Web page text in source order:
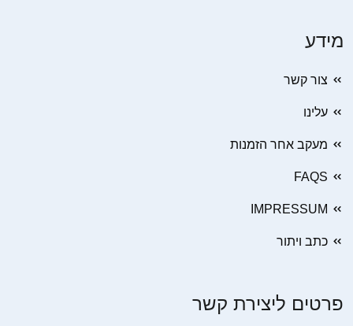
מידע
צור קשר
עלינו
מעקב אחר הזמנות
FAQS
IMPRESSUM
כתב ויתור
פרטים ליצירת קשר